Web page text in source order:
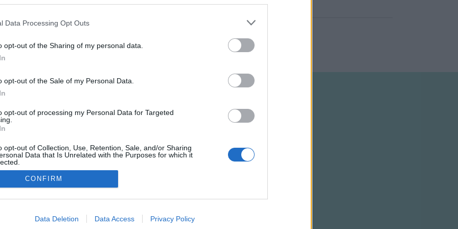
Data Processing Opt Outs
opt-out of the Sharing of my personal data.
opt-out of the Sale of my Personal Data.
opt-out of processing my Personal Data for Targeted
opt-out of Collection, Use, Retention, Sale, and/or Sharing
Data that Is Unrelated with the Purposes for which it
allow Google to enable storage related to advertising like cookies on
CONFIRM
Data Deletion Data Access Privacy Policy
NÉPI
ADATVÉDELEM HIRDETÉSI INFORMÁCIÓK FELHASZNÁLÁSI FELTÉTELEK